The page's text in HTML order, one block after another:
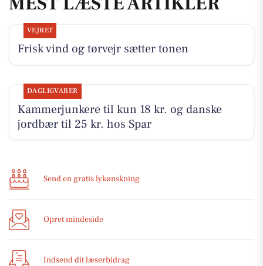
VEJRET
Frisk vind og tørvejr sætter tonen
DAGLIGVARER
Kammerjunkere til kun 18 kr. og danske
jordbær til 25 kr. hos Spar
Send en gratis lykønskning
Opret mindeside
Indsend dit læserbidrag